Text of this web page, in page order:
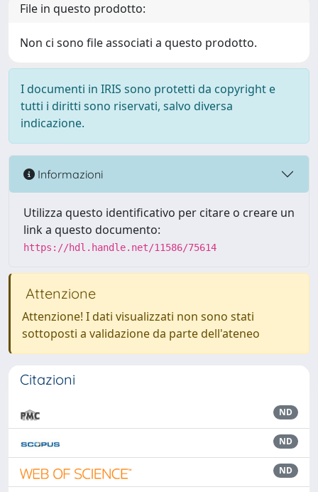
File in questo prodotto:
Non ci sono file associati a questo prodotto.
I documenti in IRIS sono protetti da copyright e
tutti i diritti sono riservati, salvo diversa
indicazione.
Informazioni
Utilizza questo identificativo per citare o creare un
link a questo documento:
https://hdl.handle.net/11586/75614
Attenzione
Attenzione! I dati visualizzati non sono stati
sottoposti a validazione da parte dell'ateneo
Citazioni
ND
ND
ND